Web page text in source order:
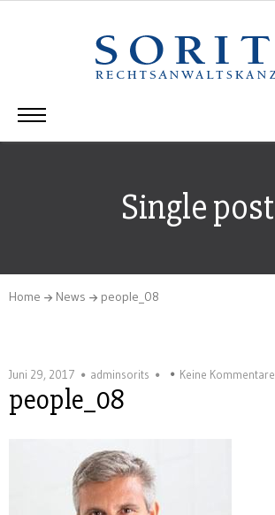
Single post
Home News people_08
Juni 29, 2017 adminsorits Keine Kommentare
people_08